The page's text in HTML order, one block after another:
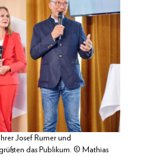
Josef Rumer und
das Publikum. © Mathias